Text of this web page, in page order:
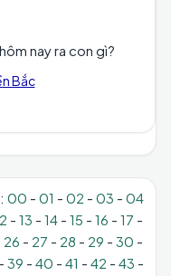
nay ra con gì?
Bắc
00 - 01 - 02 - 03 - 04
- 13 - 14 - 15 - 16 - 17 -
26 - 27 - 28 - 29 - 30 -
- 39 - 40 - 41 - 42 - 43 -